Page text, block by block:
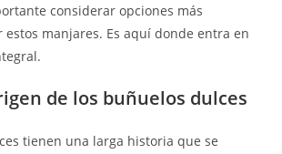
considerar opciones más
manjares. Es aquí donde entra en
de los buñuelos dulces
tienen una larga historia que se